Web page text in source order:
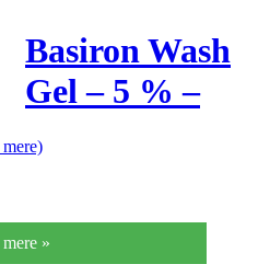
Basiron Wash
Gel – 5 % –
100 Gram
»